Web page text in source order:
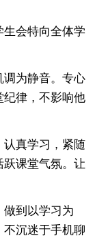
会特向全体学
调为静音。专心
纪律，不影响他
认真学习，紧随
课堂气氛。让
到以学习为
沉迷于手机聊